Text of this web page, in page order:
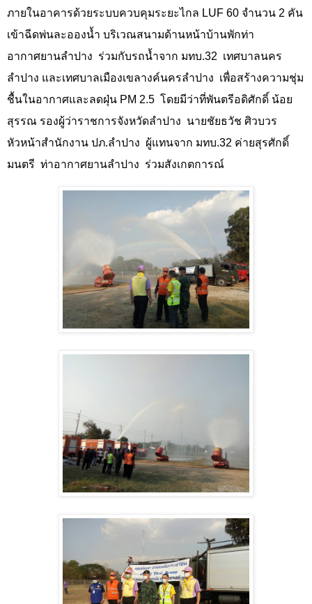
ภายในอาคารด้วยระบบควบคุมระยะไกล LUF 60 จำนวน 2 คัน
เข้าฉีดพ่นละอองน้ำ บริเวณสนามด้านหน้าบ้านพักท่า
อากาศยานลำปาง ร่วมกับรถน้ำจาก มทบ.32 เทศบาลนคร
ลำปาง และเทศบาลเมืองเขลางค์นครลำปาง เพื่อสร้างความชุ่ม
ชื้นในอากาศและลดฝุ่น PM 2.5 โดยมีว่าที่พันตรีอดิศักดิ์ น้อย
สุรรณ รองผู้ว่าราชการจังหวัดลำปาง นายชัยธวัช ศิวบวร
หัวหน้าสำนักงาน ปภ.ลำปาง ผู้แทนจาก มทบ.32 ค่ายสุรศักดิ์
มนตรี ท่าอากาศยานลำปาง ร่วมสังเกตการณ์